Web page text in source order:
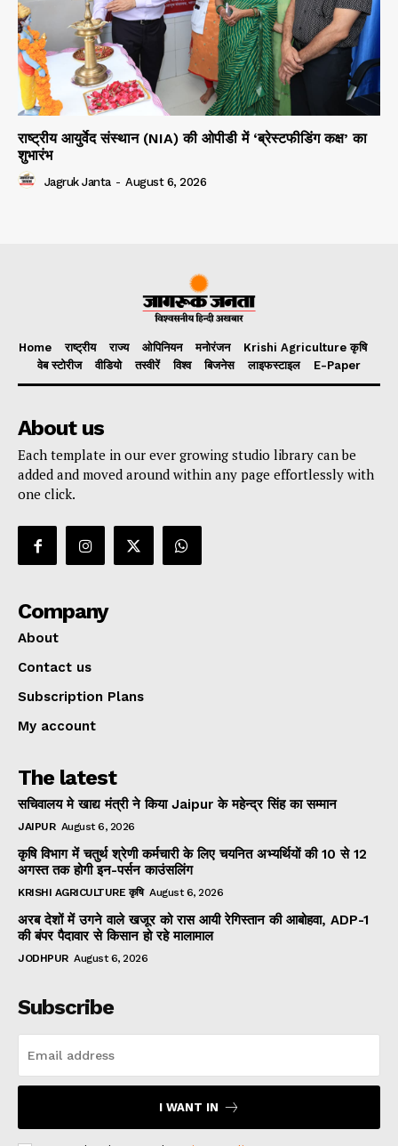
राष्ट्रीय आयुर्वेद संस्थान (NIA) की ओपीडी में ‘ब्रेस्टफीडिंग कक्ष’ का
शुभारंभ
Jagruk Janta - August 6, 2026
Home राष्ट्रीय राज्य ओपिनियन मनोरंजन
Krishi Agriculture कृषि
वेब स्टोरीज
वीडियो तस्वीरें विश्व बिजनेस लाइफस्टाइल E-Paper
About us
Each template in our ever growing studio library can be
added and moved around within any page effortlessly with
one click.
Company
About
Contact us
Subscription Plans
My account
The latest
सचिवालय मे खाद्य मंत्री ने किया Jaipur के महेन्द्र सिंह का सम्मान
JAIPUR August 6, 2026
कृषि विभाग में चतुर्थ श्रेणी कर्मचारी के लिए चयनित अभ्यर्थियों की 10 से 12
अगस्त तक होगी इन-पर्सन काउंसलिंग
KRISHI AGRICULTURE कृषि August 6, 2026
अरब देशों में उगने वाले खजूर को रास आयी रेगिस्तान की आबोहवा, ADP-1
की बंपर पैदावार से किसान हो रहे मालामाल
JODHPUR August 6, 2026
Subscribe
I WANT IN